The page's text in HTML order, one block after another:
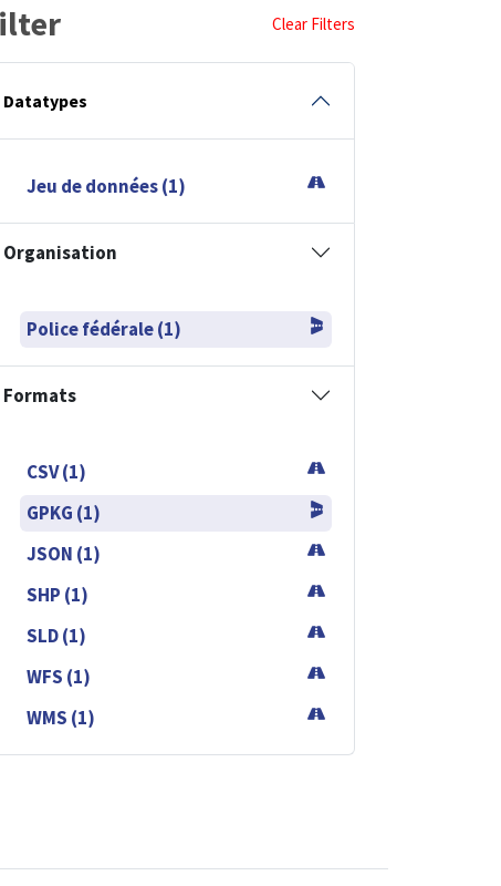
Clear Filters
Datatypes
Jeu de données (1)
Organisation
Police fédérale (1)
Formats
CSV (1)
GPKG (1)
JSON (1)
SHP (1)
SLD (1)
WFS (1)
WMS (1)